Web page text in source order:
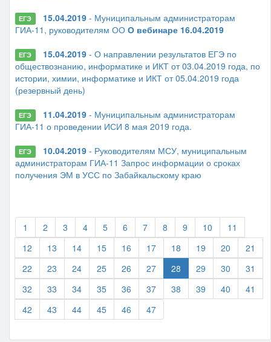
ЕГЭ 15.04.2019- Муниципальным администраторам
ГИА-11, руководителям ОО О вебинаре 16.04.2019
ЕГЭ 15.04.2019- О направлении результатов ЕГЭ по
обществознанию, информатике и ИКТ от 03.04.2019 года, по
истории, химии, информатике и ИКТ от 05.04.2019 года
(резервный день)
ЕГЭ 11.04.2019- Муниципальным администраторам
ГИА-11 о проведении ИСИ 8 мая 2019 года.
ЕГЭ 10.04.2019- Руководителям МСУ, муниципальным
администраторам ГИА-11 Запрос информации о сроках
получения ЭМ в УСС по Забайкальскому краю
1 2 3 4 5 6 7 8 9 10
11
12
13 14 15 16 17 18 19 20
21
22
23 24 25 26 27 28 29 30
31
32
33 34 35 36 37 38 39 40
41
42
43 44 45 46 47